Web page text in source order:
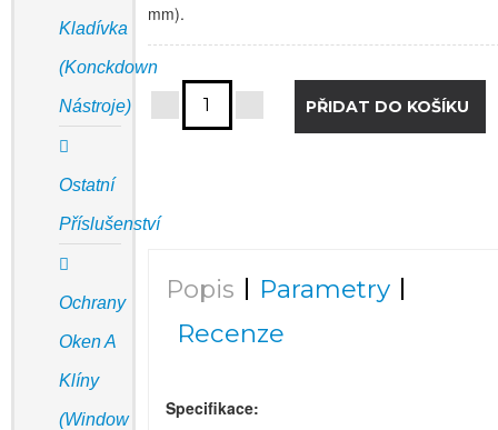
Kladívka
(Konckdown
Nástroje)
Ostatní
Příslušenství
Ochrany
Oken A
Klíny
(Window
mm).
Popis
Parametry
Recenze
Specifikace: